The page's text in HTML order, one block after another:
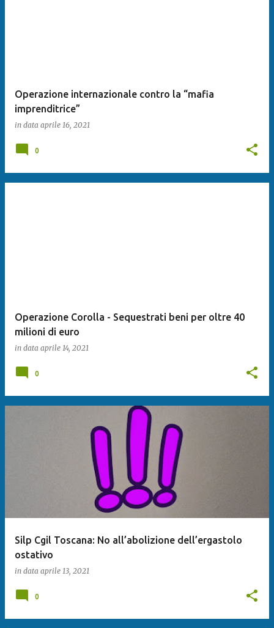
Operazione internazionale contro la “mafia
imprenditrice”
in data aprile 16, 2021
0
Operazione Corolla - Sequestrati beni per oltre 40
milioni di euro
in data aprile 14, 2021
0
Silp Cgil Toscana: No all’abolizione dell’ergastolo
ostativo
in data aprile 13, 2021
0